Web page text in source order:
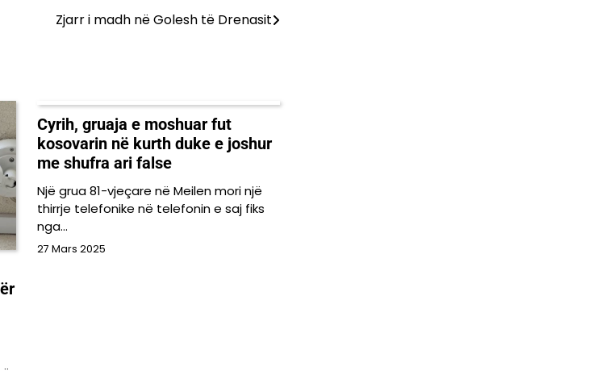
Zjarr i madh në Golesh të Drenasit
Cyrih, gruaja e moshuar fut
kosovarin në kurth duke e joshur
me shufra ari false
Një grua 81-vjeçare në Meilen mori një
thirrje telefonike në telefonin e saj fiks
nga…
27 Mars 2025